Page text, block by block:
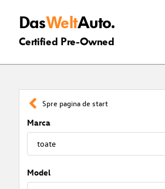
DasWeltAuto.
Certified Pre-Owned
Spre pagina de start
Marca
Model